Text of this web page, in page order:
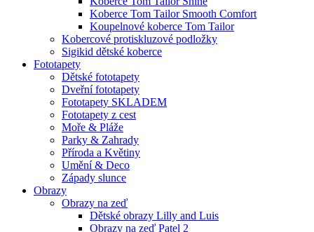
Koberce Tom Tailor Smooth Comfort
Koupelnové koberce Tom Tailor
Kobercové protiskluzové podložky
Sigikid dětské koberce
Fototapety
Dětské fototapety
Dveřní fototapety
Fototapety SKLADEM
Fototapety z cest
Moře & Pláže
Parky & Zahrady
Příroda a Květiny
Umění & Deco
Západy slunce
Obrazy
Obrazy na zeď
Dětské obrazy Lilly and Luis
Obrazy na zeď Patel 2